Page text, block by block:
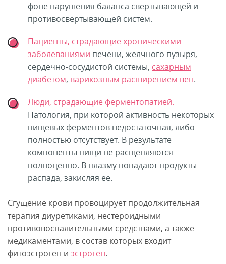
фоне нарушения баланса свертывающей и
противосвертывающей систем.
Пациенты, страдающие хроническими
заболеваниями печени, желчного пузыря,
сердечно-сосудистой системы, сахарным
диабетом, варикозным расширением вен.
Люди, страдающие ферментопатией.
Патология, при которой активность некоторых
пищевых ферментов недостаточная, либо
полностью отсутствует. В результате
компоненты пищи не расщепляются
полноценно. В плазму попадают продукты
распада, закисляя ее.
Сгущение крови провоцирует продолжительная
терапия диуретиками, нестероидными
противовоспалительными средствами, а также
медикаментами, в состав которых входит
фитоэстроген и эстроген.